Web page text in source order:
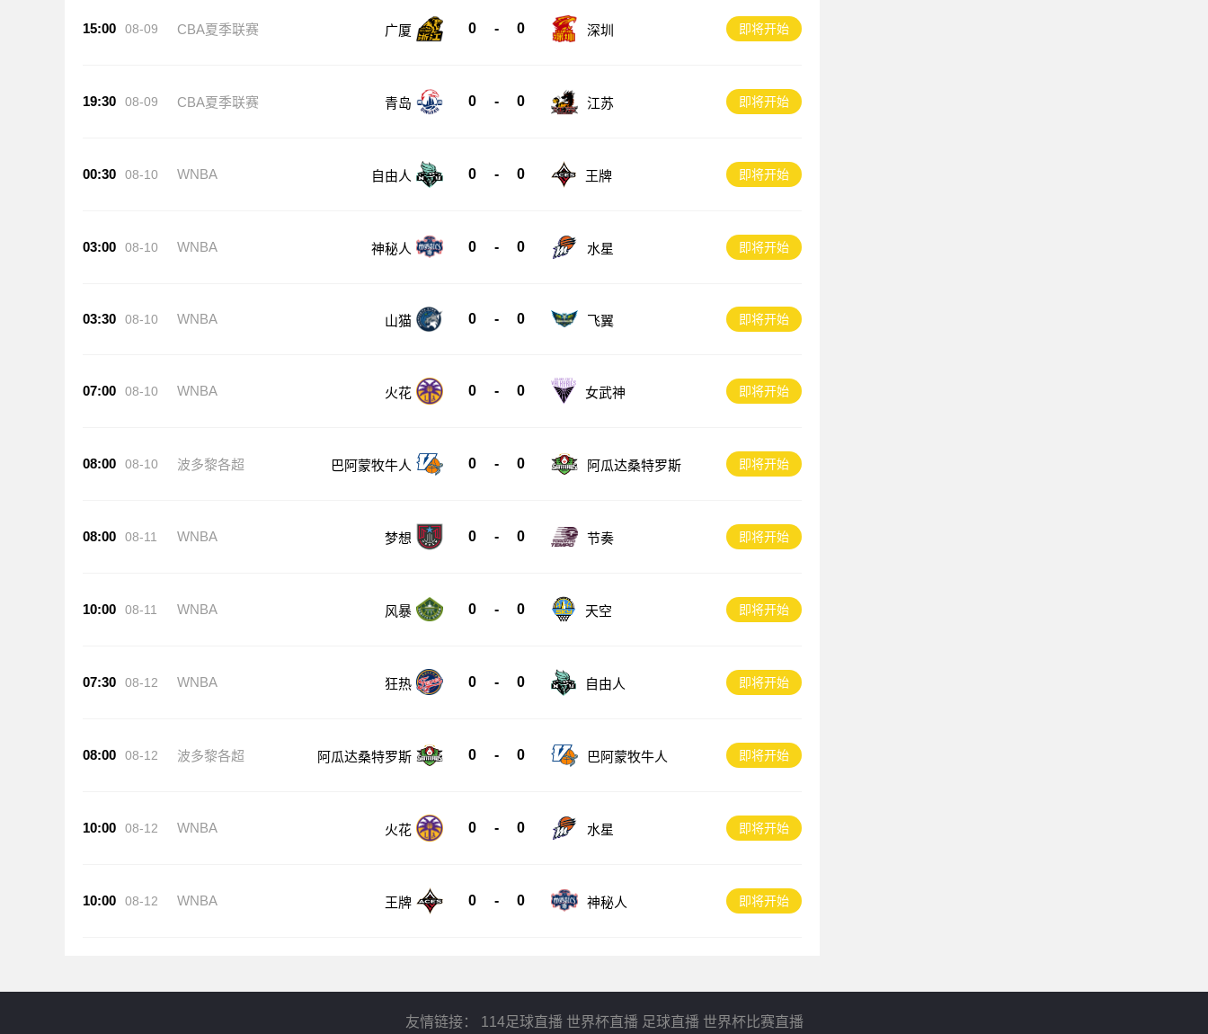
15:00 08-09 CBA夏季联赛 广厦 0 - 0 深圳 即将开始
19:30 08-09 CBA夏季联赛 青岛 0 - 0 江苏 即将开始
00:30 08-10 WNBA 自由人 0 - 0 王牌 即将开始
03:00 08-10 WNBA 神秘人 0 - 0 水星 即将开始
03:30 08-10 WNBA 山猫 0 - 0 飞翼 即将开始
07:00 08-10 WNBA 火花 0 - 0 女武神 即将开始
08:00 08-10 波多黎各超 巴阿蒙牧牛人 0 - 0 阿瓜达桑特罗斯 即将开始
08:00 08-11 WNBA 梦想 0 - 0 节奏 即将开始
10:00 08-11 WNBA 风暴 0 - 0 天空 即将开始
07:30 08-12 WNBA 狂热 0 - 0 自由人 即将开始
08:00 08-12 波多黎各超 阿瓜达桑特罗斯 0 - 0 巴阿蒙牧牛人 即将开始
10:00 08-12 WNBA 火花 0 - 0 水星 即将开始
10:00 08-12 WNBA 王牌 0 - 0 神秘人 即将开始
友情链接： 114足球直播 世界杯直播 足球直播 世界杯比赛直播